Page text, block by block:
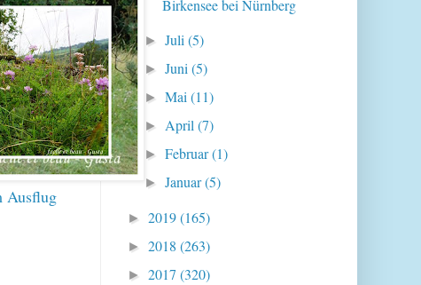
Ausflug
Birkensee bei Nürnberg
►Juli(5)
►Juni(5)
►Mai(11)
► April(7)
►Februar(1)
►Januar(5)
► 2019(165)
► 2018 (263)
► 2017 (320)